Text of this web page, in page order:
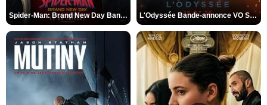
Spider-Man: Brand New Day Bande-annonce VO STFR L'Odyssée Bande-annonce VO STFR